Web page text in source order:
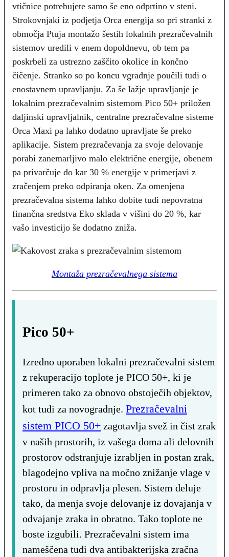
vtičnice potrebujete samo še eno odprtino v steni.
Strokovnjaki iz podjetja Orca energija so pri stranki z
območja Ptuja montažo šestih lokalnih prezračevalnih
sistemov uredili v enem dopoldnevu, ob tem pa
poskrbeli za ustrezno zaščito okolice in končno
čičenje. Stranko so po koncu vgradnje poučili tudi o
enostavnem upravljanju. Za še lažje upravljanje je
lokalnim prezračevalnim sistemom Pico 50+ priložen
daljinski upravljalnik, centralne prezračevalne sisteme
Orca Maxi pa lahko dodatno upravljate še preko
aplikacije. Sistem prezračevanja za svoje delovanje
porabi zanemarljivo malo električne energije, obenem
pa privarčuje do kar 30 % energije v primerjavi z
zračenjem preko odpiranja oken. Za omenjena
prezračevalna sistema lahko dobite tudi nepovratna
finančna sredstva Eko sklada v višini do 20 %, kar
vašo investicijo še dodatno zniža.
Montaža prezračevalnega sistema
Pico 50+
Izredno uporaben lokalni prezračevalni sistem
z rekuperacijo toplote je PICO 50+, ki je
primeren tako za obnovo obstoječih objektov,
kot tudi za novogradnje. Prezračevalni
sistem PICO 50+ zagotavlja svež in čist zrak
v naših prostorih, iz vašega doma ali delovnih
prostorov odstranjuje izrabljen in postan zrak,
blagodejno vpliva na močno znižanje vlage v
prostoru in odpravlja plesen. Sistem deluje
tako, da menja svoje delovanje iz dovajanja v
odvajanje zraka in obratno. Tako toplote ne
boste izgubili. Prezračevalni sistem ima
nameščena tudi dva antibakterijska zračna